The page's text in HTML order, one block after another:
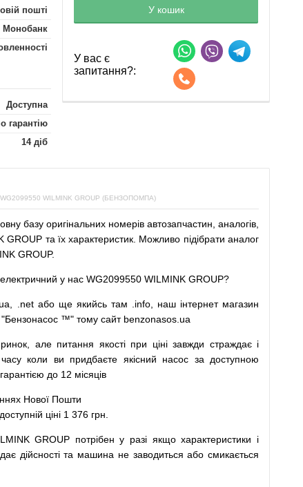
У кошик
У вас є
запитання?:
пошті
Монобанк
Доступна
гарантію
14 діб
WILMINK GROUP (БЕНЗОПОМПА)
базу оригінальних номерів автозапчастин аналогів
та їх характеристик. Можливо підібрати аналог
GROUP.
електричний у нас WG2099550 WILMINK GROUP?
.net або ще якийсь там .info, наш інтернет магазин
"Бензонасос ™" тому сайт benzonasos.ua
ринок але питання якості при ціні завжди страждає і
часу коли ви придбаєте якісний насос за доступною
до 12 місяців
Нової Пошти
ціні 1 376 грн.
GROUP потрібен у разі якщо характеристики
і
дійсності та машина не заводиться або смикається